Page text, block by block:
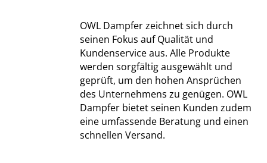
OWL Dampfer zeichnet sich durch
seinen Fokus auf Qualität und
Kundenservice aus. Alle Produkte
werden sorgfältig ausgewählt und
geprüft, um den hohen Ansprüchen
des Unternehmens zu genügen. OWL
Dampfer bietet seinen Kunden zudem
eine umfassende Beratung und einen
schnellen Versand.